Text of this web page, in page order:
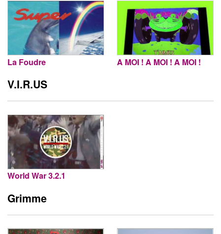
La Foudre A MOI ! A MOI ! A MOI !
V.I.R.US
World War 3.2.1
Grimme